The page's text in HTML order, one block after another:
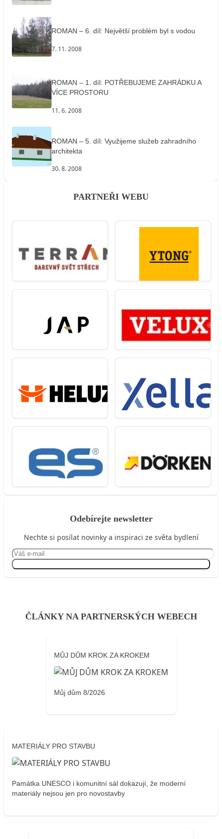
ROMAN – 6. díl: Největší problém byl s vodou
7. 11. 2008
ROMAN – 1. díl: POTŘEBUJEME ZAHRÁDKU A
VÍCE PROSTORU
11. 6. 2008
ROMAN – 5. díl: Využijeme služeb zahradního
architekta
30. 8. 2008
PARTNEŘI WEBU
Odebírejte newsletter
Nechte si posílat novinky a inspiraci ze světa bydlení
ČLÁNKY NA PARTNERSKÝCH WEBECH
MŮJ DŮM KROK ZA KROKEM
Můj dům 8/2026
MATERIÁLY PRO STAVBU
Památka UNESCO i komunitní sál dokazují, že moderní
materiály nejsou jen pro novostavby